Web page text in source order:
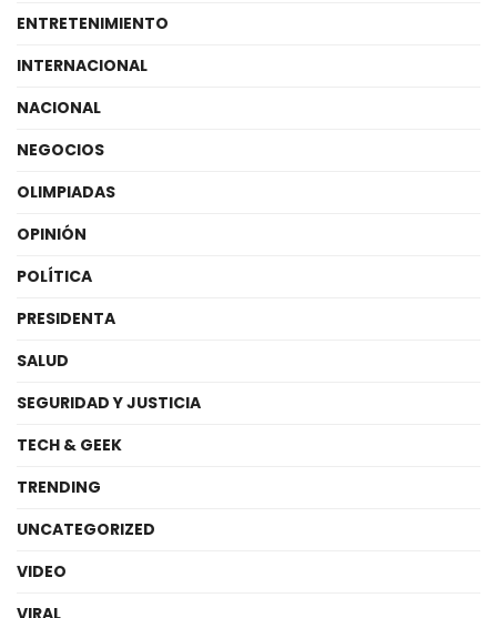
ENTRETENIMIENTO
INTERNACIONAL
NACIONAL
NEGOCIOS
OLIMPIADAS
OPINIÓN
POLÍTICA
PRESIDENTA
SALUD
SEGURIDAD Y JUSTICIA
TECH & GEEK
TRENDING
UNCATEGORIZED
VIDEO
VIRAL